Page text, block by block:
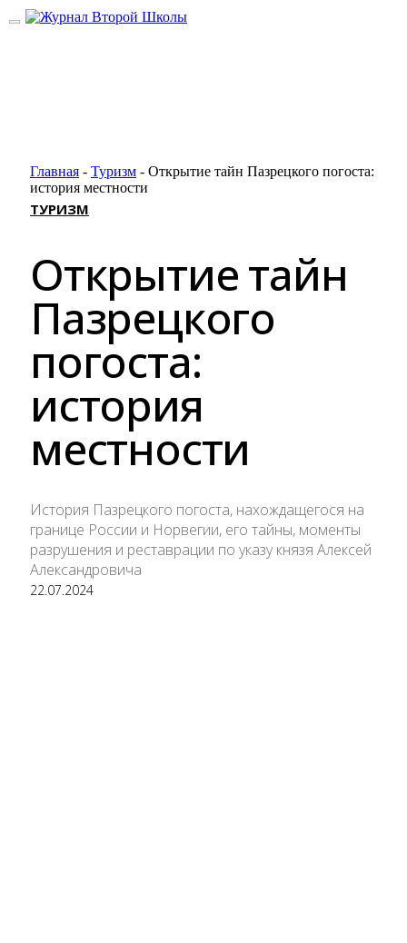
Главная - Туризм - Открытие тайн Пазрецкого погоста:
история местности
ТУРИЗМ
Открытие тайн
Пазрецкого
погоста:
история
местности
История Пазрецкого погоста, нахождащегося на
границе России и Норвегии, его тайны, моменты
разрушения и реставрации по указу князя Алексей
Александровича
22.07.2024